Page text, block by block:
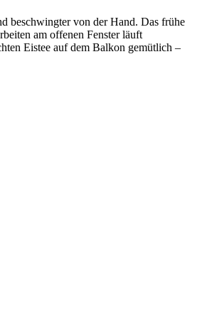
beschwingter von der Hand. Das frühe
am offenen Fenster läuft
Eistee auf dem Balkon gemütlich –